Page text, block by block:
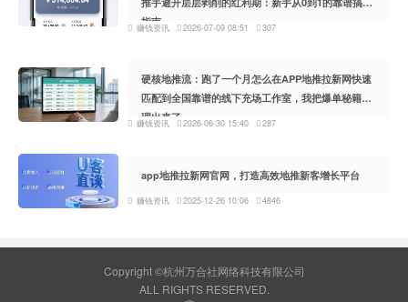
指南
赚钱资讯 2026-07-09 08:51 307
硬核地推流：跑了一个月怎么在APP地推拉新网快速
匹配到全国靠谱的线下充场工作室，我把爆单秘籍整
理出来了
赚钱资讯 2026-06-30 15:40 287
app地推拉新网官网，打造高效地推新客增长平台
赚钱资讯 2025-12-26 10:06 4846
Copyright ©杭州万合社网络科技有限公司
ALL RIGHTS RESERVED.